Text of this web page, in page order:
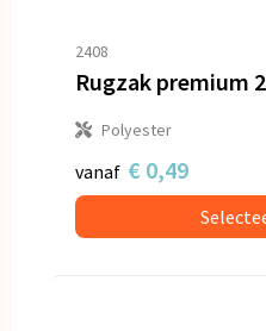
2408
Rugzak premium
Polyester
vanaf € 0,49